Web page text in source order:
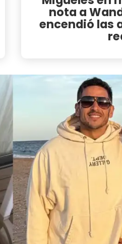
nota a
encendió las